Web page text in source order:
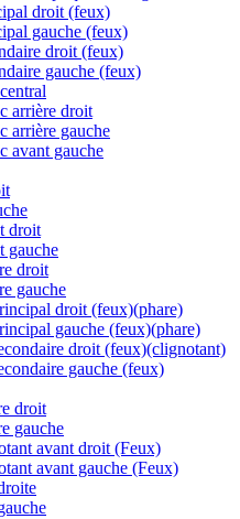
droit (feux)
gauche (feux)
droit (feux)
gauche (feux)
arrière droit
arrière gauche
avant gauche
droit
gauche
droit
gauche
droit (feux)(phare)
gauche (feux)(phare)
droit (feux)(clignotant)
gauche (feux)
droit
gauche
avant droit (Feux)
avant gauche (Feux)